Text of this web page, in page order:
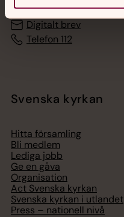
Chatt
Digitalt brev
Telefon 112
Svenska kyrkan
Hitta församling
Bli medlem
Lediga jobb
Ge en gåva
Organisation
Act Svenska kyrkan
Svenska kyrkan i utlandet
Press – nationell nivå